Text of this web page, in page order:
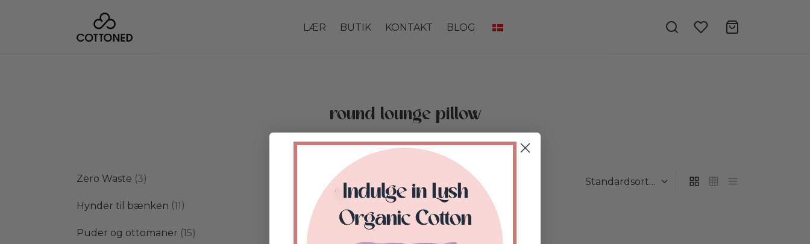
LÆR BUTIK KONTAKT BLOG
round lounge pillow
Zero Waste 33
Hynder til bænken 1111
Puder og ottomaner 1515
Butik Varer tagged “round lounge